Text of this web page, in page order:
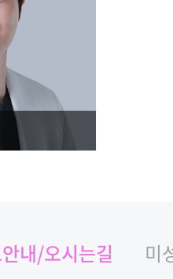
내/오시는길
미